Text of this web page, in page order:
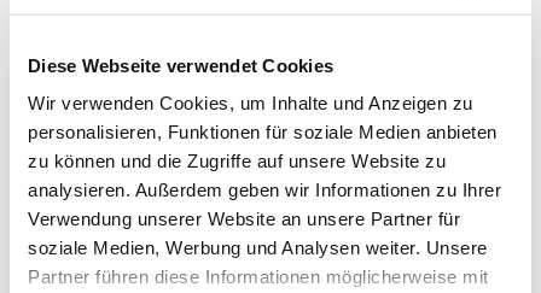
Diese Webseite verwendet Cookies
Wir verwenden Cookies, um Inhalte und Anzeigen zu
personalisieren, Funktionen für soziale Medien anbieten
zu können und die Zugriffe auf unsere Website zu
analysieren. Außerdem geben wir Informationen zu Ihrer
Verwendung unserer Website an unsere Partner für
soziale Medien, Werbung und Analysen weiter. Unsere
Partner führen diese Informationen möglicherweise mit
Barbara Siperkow